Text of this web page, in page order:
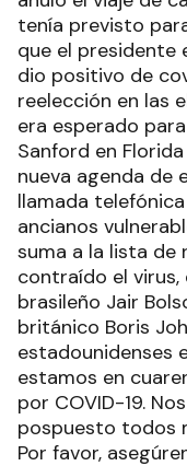
tenía previsto
que el presidente
dio positivo de
reelección en las
era esperado
Sanford en
nueva agenda de
llamada
ancianos
suma a la lista de
contraído el
brasileño Jair
británico Boris
estadounidenses
estamos en
por COVID-19.
pospuesto todos
Por favor,